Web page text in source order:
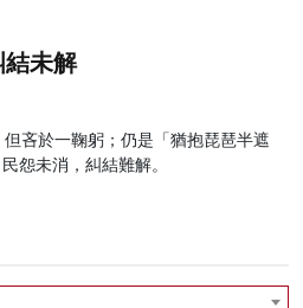
未解
吝於一鞠躬；仍是「猶抱琵琶半遮
怨未消，糾結難解。